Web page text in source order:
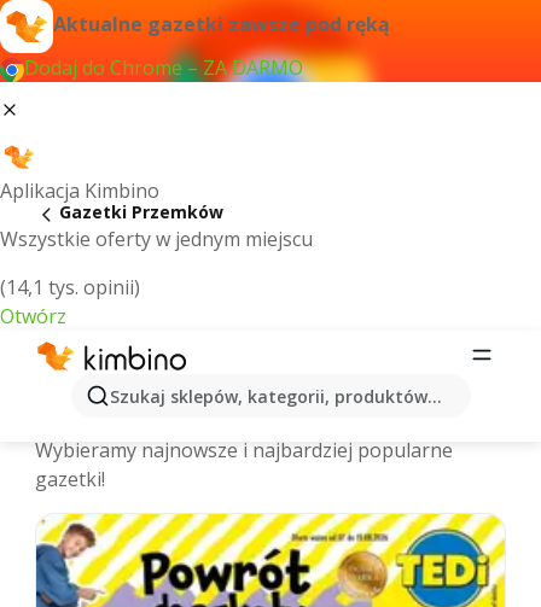
Aktualne gazetki zawsze pod ręką
Dodaj do Chrome – ZA DARMO
Aplikacja Kimbino
Wszystkie oferty w jednym miejscu
(14,1 tys. opinii)
Otwórz
Szukaj sklepów, kategorii, produktów...
Gazetki Przemków
Przemków - Najnowsze gazetki
Wybieramy najnowsze i najbardziej popularne
gazetki!